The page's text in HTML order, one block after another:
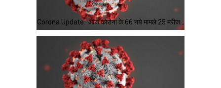
Corona Update : आज कोरोना के 66 नये मामले 25 मरीज…